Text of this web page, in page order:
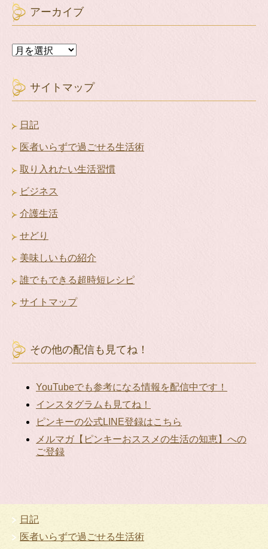
アーカイブ
ア
イ
ブ
サイトマップ
日記
医者いらずで過ごせる生活術
取り入れたい生活習慣
ビジネス
介護生活
せどり
美味しいもの紹介
誰でもできる超時短レシピ
サイトマップ
その他の配信も見てね！
YouTubeでも参考になる情報を配信中です！
インスタグラムも見てね！
ピンキーの公式LINE登録はこちら
メルマガ【ピンキーおススメの生活の知恵】への
ご登録
日記
医者いらずで過ごせる生活術